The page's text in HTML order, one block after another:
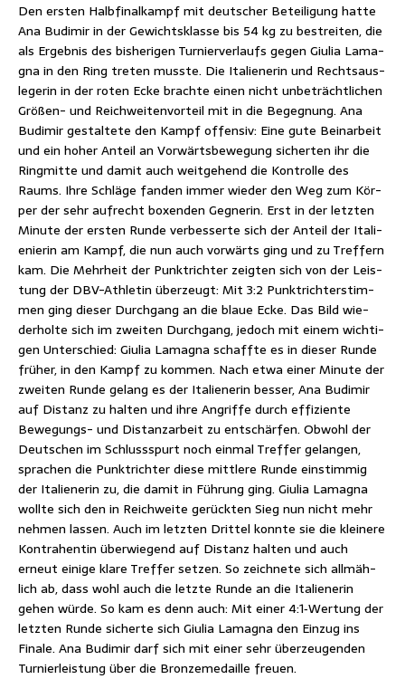
Den ers­ten Halb­fi­nal­kampf mit deut­scher Betei­li­gung hat­te
Ana Budi­mir in der Gewichts­klas­se bis 54 kg zu bestrei­ten, die
als Ergeb­nis des bis­he­ri­gen Tur­nier­ver­laufs gegen Giu­lia Lama­
gna in den Ring tre­ten muss­te. Die Ita­lie­ne­rin und Rechts­aus­
le­ge­rin in der roten Ecke brach­te einen nicht unbe­trächt­li­chen
Grö­ßen- und Reich­wei­ten­vor­teil mit in die Begeg­nung. Ana
Budi­mir gestal­te­te den Kampf offen­siv: Eine gute Bein­ar­beit
und ein hoher Anteil an Vor­wärts­be­we­gung sicher­ten ihr die
Ring­mit­te und damit auch weit­ge­hend die Kon­trol­le des
Raums. Ihre Schlä­ge fan­den immer wie­der den Weg zum Kör­
per der sehr auf­recht boxen­den Geg­ne­rin. Erst in der letz­ten
Minu­te der ers­ten Run­de ver­bes­ser­te sich der Anteil der Ita­li­
e­nie­rin am Kampf, die nun auch vor­wärts ging und zu Tref­fern
kam. Die Mehr­heit der Punkt­rich­ter zeig­ten sich von der Leis­
tung der DBV-Ath­le­tin über­zeugt: Mit 3:2 Punkt­rich­ter­stim­
men ging die­ser Durch­gang an die blaue Ecke. Das Bild wie­
der­hol­te sich im zwei­ten Durch­gang, jedoch mit einem wich­ti­
gen Unter­schied: Giu­lia Lama­gna schaff­te es in die­ser Run­de
frü­her, in den Kampf zu kom­men. Nach etwa einer Minu­te der
zwei­ten Run­de gelang es der Ita­lie­ne­rin bes­ser, Ana Budi­mir
auf Distanz zu hal­ten und ihre Angrif­fe durch effi­zi­en­te
Bewe­gungs- und Distanz­ar­beit zu ent­schär­fen. Obwohl der
Deut­schen im Schluss­spurt noch ein­mal Tref­fer gelan­gen,
spra­chen die Punkt­rich­ter die­se mitt­le­re Run­de ein­stim­mig
der Ita­lie­ne­rin zu, die damit in Füh­rung ging. Giu­lia Lama­gna
woll­te sich den in Reich­wei­te gerück­ten Sieg nun nicht mehr
neh­men las­sen. Auch im letz­ten Drit­tel konn­te sie die klei­ne­re
Kon­tra­hen­tin über­wie­gend auf Distanz hal­ten und auch
erneut eini­ge kla­re Tref­fer set­zen. So zeich­ne­te sich all­mäh­
lich ab, dass wohl auch die letz­te Run­de an die Ita­lie­ne­rin
gehen wür­de. So kam es denn auch: Mit einer 4:1‑Wertung der
letz­ten Run­de sicher­te sich Giu­lia Lama­gna den Ein­zug ins
Fina­le. Ana Budi­mir darf sich mit einer sehr über­zeu­gen­den
Tur­nier­leis­tung über die Bron­ze­me­dail­le freuen.